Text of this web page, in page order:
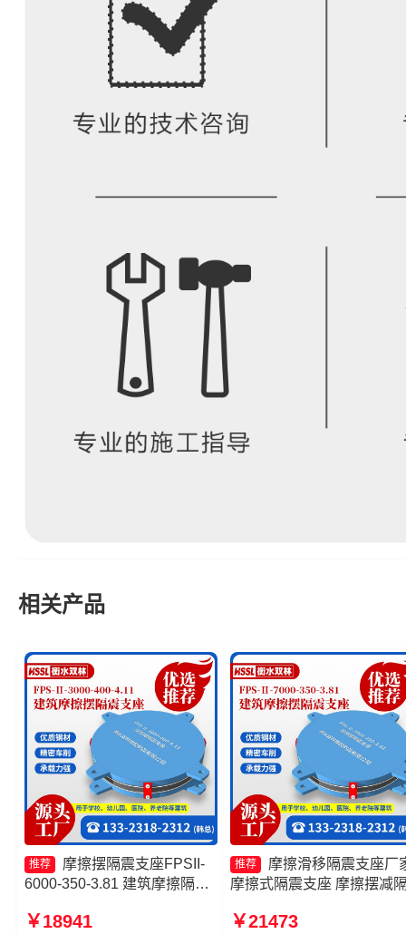
相关产品
推荐
摩擦摆隔震支座FPSII-
6000-350-3.81 建筑摩擦隔震
FPS支座
￥18941
推荐
摩擦滑移隔震支座厂
摩擦式隔震支座 摩擦摆减
FPSII-6000-400-4.11生产
￥21473